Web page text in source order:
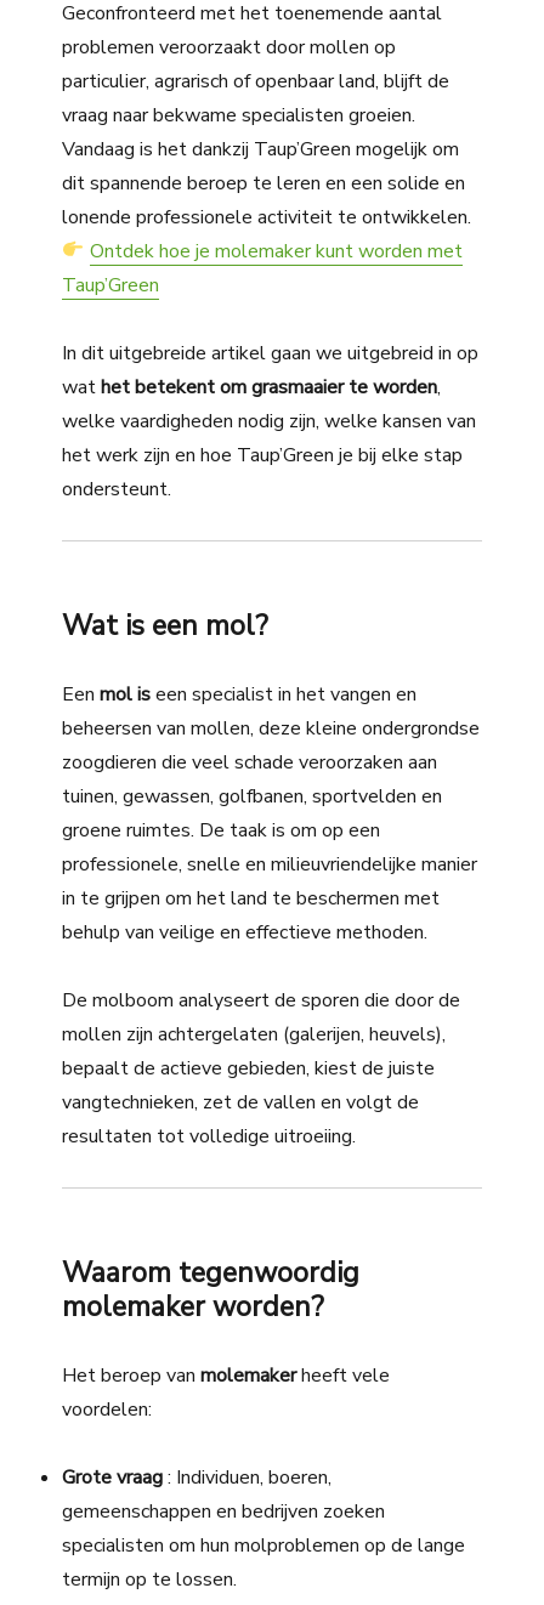
Geconfronteerd met het toenemende aantal
problemen veroorzaakt door mollen op
particulier, agrarisch of openbaar land, blijft de
vraag naar bekwame specialisten groeien.
Vandaag is het dankzij Taup’Green mogelijk om
dit spannende beroep te leren en een solide en
lonende professionele activiteit te ontwikkelen.
Ontdek hoe je molemaker kunt worden met
Taup’Green
In dit uitgebreide artikel gaan we uitgebreid in op
wathet betekent om grasmaaier te worden,
welke vaardigheden nodig zijn, welke kansen van
het werk zijn en hoe Taup’Green je bij elke stap
ondersteunt.
Wat is een mol?
Eenmol iseen specialist in het vangen en
beheersen van mollen, deze kleine ondergrondse
zoogdieren die veel schade veroorzaken aan
tuinen, gewassen, golfbanen, sportvelden en
groene ruimtes. De taak is om op een
professionele, snelle en milieuvriendelijke manier
in te grijpen om het land te beschermen met
behulp van veilige en effectieve methoden.
De molboom analyseert de sporen die door de
mollen zijn achtergelaten (galerijen, heuvels),
bepaalt de actieve gebieden, kiest de juiste
vangtechnieken, zet de vallen en volgt de
resultaten tot volledige uitroeiing.
Waarom tegenwoordig
molemaker worden?
Het beroep vanmolemakerheeft vele
voordelen:
Grote vraag: Individuen, boeren,
gemeenschappen en bedrijven zoeken
specialisten om hun molproblemen op de lange
termijn op te lossen.